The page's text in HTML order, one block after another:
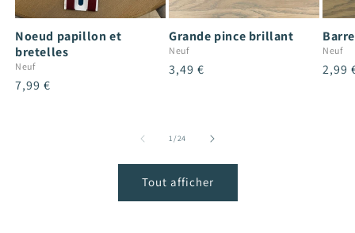
Noeud papillon et
bretelles
Neuf
Prix
7,99 €
Grande pince brillant
Neuf
Prix
3,49 €
Neuf
Prix
2,99
1/de
24
Tout afficher